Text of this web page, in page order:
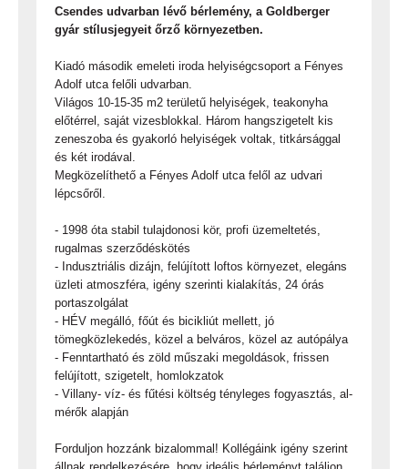
Csendes udvarban lévő bérlemény, a Goldberger
gyár stílusjegyeit őrző környezetben.
Kiadó második emeleti iroda helyiségcsoport a Fényes
Adolf utca felőli udvarban.
Világos 10-15-35 m2 területű helyiségek, teakonyha
előtérrel, saját vizesblokkal. Három hangszigetelt kis
zeneszoba és gyakorló helyiségek voltak, titkársággal
és két irodával.
Megközelíthető a Fényes Adolf utca felől az udvari
lépcsőről.
- 1998 óta stabil tulajdonosi kör, profi üzemeltetés,
rugalmas szerződéskötés
- Indusztriális dizájn, felújított loftos környezet, elegáns
üzleti atmoszféra, igény szerinti kialakítás, 24 órás
portaszolgálat
- HÉV megálló, főút és bicikliút mellett, jó
tömegközlekedés, közel a belváros, közel az autópálya
- Fenntartható és zöld műszaki megoldások, frissen
felújított, szigetelt, homlokzatok
- Villany- víz- és fűtési költség tényleges fogyasztás, al-
mérők alapján
Forduljon hozzánk bizalommal! Kollégáink igény szerint